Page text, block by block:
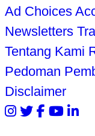
Ad Choices
Newsletters
Tentang Kami
Pedoman
Disclaimer